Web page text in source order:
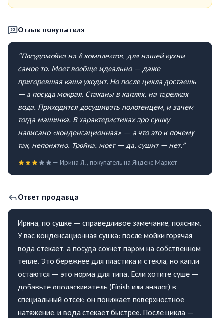
Отзыв покупателя
“Посудомойка на 8 комплектов, для нашей кухни
самое то. Моет вообще идеально — даже
пригоревшая каша уходит. Но после цикла достаешь
— а посуда мокрая. Стаканы в каплях, на тарелках
вода. Приходится досушивать полотенцем, и зачем
тогда машинка. В характеристиках про сушку
написано «конденсационная» — а что это и почему
так, непонятно. Тройка: моет — да, сушит — нет.”
— Ирина Л., покупатель на Яндекс Маркет
Ответ продавца
Ирина, по сушке — справедливое замечание, поясним.
У вас конденсационная сушка: после мойки горячая
вода стекает, а посуда сохнет паром на собственном
тепле. Это бережнее для пластика и стекла, но капли
остаются — это норма для типа. Если хотите суше —
добавьте ополаскиватель (Finish или аналог) в
специальный отсек: он понижает поверхностное
натяжение, и вода стекает быстрее. После цикла —